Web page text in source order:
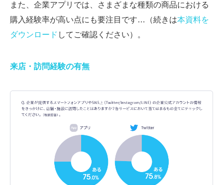
また、企業アプリでは、さまざまな種類の商品における
購入経験率が高い点にも要注目です…（続きは本資料を
ダウンロード してご確認ください）。
来店・訪問経験の有無